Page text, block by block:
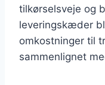
tilkørselsveje og
leveringskæder
omkostninger til
sammenlignet